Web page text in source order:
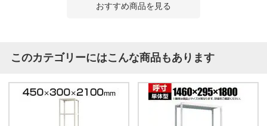
おすすめ商品を見る
このカテゴリーにはこんな商品もあります